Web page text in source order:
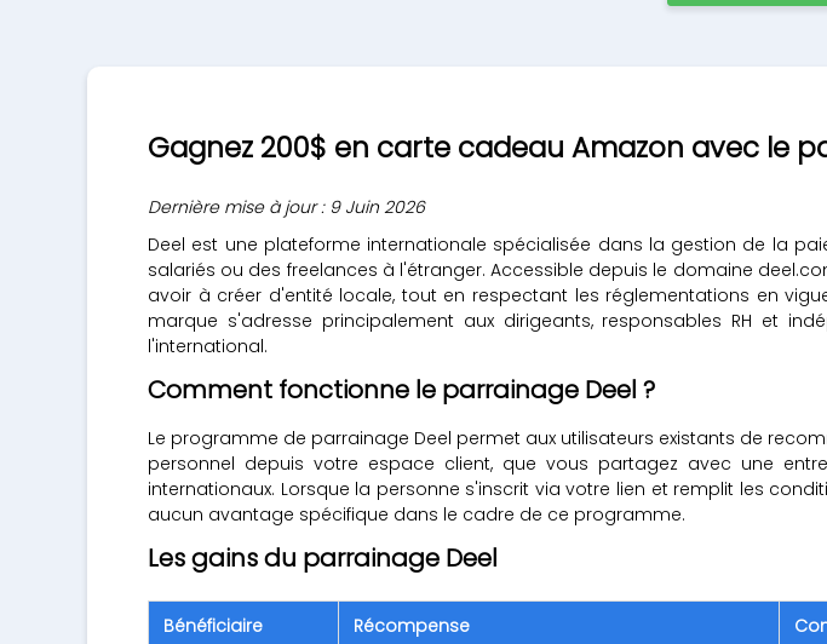
Gagnez 200$ en carte cadeau Amazon avec le
Dernière mise à jour : 9 Juin 2026
Deel est une plateforme internationale spécialisée dans la gestion de la
salariés ou des freelances à l'étranger. Accessible depuis le domaine
avoir à créer d'entité locale, tout en respectant les réglementations en
marque s'adresse principalement aux dirigeants, responsables RH et
l'international.
Comment fonctionne le parrainage Deel ?
Le programme de parrainage Deel permet aux utilisateurs existants de
personnel depuis votre espace client, que vous partagez avec une
internationaux. Lorsque la personne s'inscrit via votre lien et remplit les
aucun avantage spécifique dans le cadre de ce programme.
Les gains du parrainage Deel
Bénéficiaire Récompense